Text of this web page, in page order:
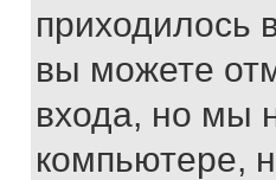
приходилось
вы можете
входа, но мы
компьютере,